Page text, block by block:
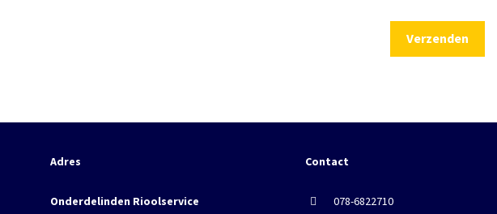
Adres
Onderdelinden Rioolservice
Contact
078-6822710